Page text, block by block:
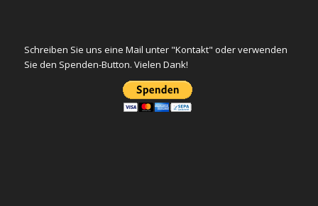
Schreiben Sie uns eine Mail unter "Kontakt" oder verwenden
Sie den Spenden-Button. Vielen Dank!